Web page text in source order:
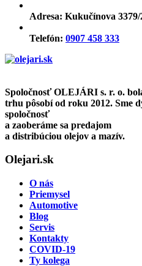
Adresa: Kukučínova 3379/
Telefón: 0907 458 333
Spoločnosť OLEJÁRI s. r. o.
trhu pôsobí od roku 2012. Sme
spoločnosť
a zaoberáme sa predajom
a distribúciou olejov a mazív.
Olejari.sk
O nás
Priemysel
Automotive
Blog
Servis
Kontakty
COVID-19
Ty kolega